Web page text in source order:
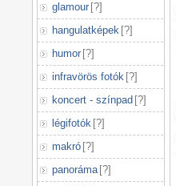
glamour [?]
hangulatképek [?]
humor [?]
infravörös fotók [?]
koncert - színpad [?]
légifotók [?]
makró [?]
panoráma [?]